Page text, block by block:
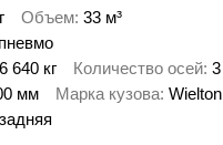
Объем 33 м³
6 640 кг Количество осей 3
мм Марка кузова Wielton
задняя